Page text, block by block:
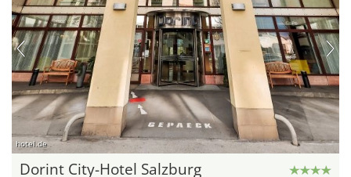
hotel.de
Dorint City-Hotel Salzburg